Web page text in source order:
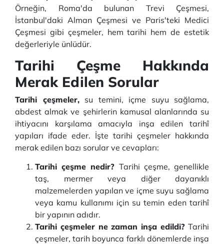
Örneğin, Roma'da bulunan Trevi Çeşmesi,
İstanbul'daki Alman Çeşmesi ve Paris'teki Medici
Çeşmesi gibi çeşmeler, hem tarihi hem de estetik
değerleriyle ünlüdür.
Tarihi Çeşme Hakkında
Merak Edilen Sorular
Tarihi çeşmeler,su temini, içme suyu sağlama,
abdest almak ve şehirlerin kamusal alanlarında su
ihtiyacını karşılama amacıyla inşa edilen tarihî
yapıları ifade eder. İşte tarihi çeşmeler hakkında
merak edilen bazı sorular ve cevapları:
Tarihi çeşme nedir? Tarihi çeşme, genellikle
taş, mermer veya diğer dayanıklı
malzemelerden yapılan ve içme suyu sağlama
veya kamu kullanımı için su temin eden tarihî
bir yapının adıdır.
Tarihi çeşmeler ne zaman inşa edildi? Tarihi
çeşmeler, tarih boyunca farklı dönemlerde inşa